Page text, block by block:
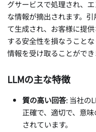
グサービスで処理され、
な情報が摘出されます。
て生成され、お客様に提
する安全性を損なうこと
情報を受け取ることができ
LLMの主な特徴
質の高い回答: 当社の
正確で、適切で、意
されています。